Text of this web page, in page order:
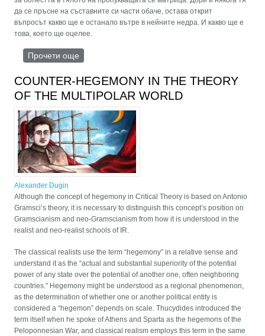
да се пръсне на съставните си части обаче, остава открит
въпросът какво ще е останало вътре в нейните недра. И какво ще е
това, което ще оцелее.
Прочети още
COUNTER-HEGEMONY IN THE THEORY
OF THE MULTIPOLAR WORLD
Alexander Dugin
Although the concept of hegemony in Critical Theory is based on Antonio
Gramsci’s theory, it is necessary to distinguish this concept’s position on
Gramscianism and neo-Gramscianism from how it is understood in the
realist and neo-realist schools of IR.
The classical realists use the term “hegemony” in a relative sense and
understand it as the “actual and substantial superiority of the potential
power of any state over the potential of another one, often neighboring
countries.” Hegemony might be understood as a regional phenomenon,
as the determination of whether one or another political entity is
considered a “hegemon” depends on scale. Thucydides introduced the
term itself when he spoke of Athens and Sparta as the hegemons of the
Peloponnesian War, and classical realism employs this term in the same